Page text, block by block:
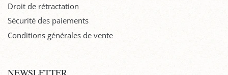
Droit de rétractation
Sécurité des paiements
Conditions générales de vente